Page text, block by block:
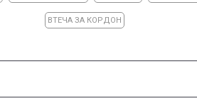
ВТЕЧА ЗА КОРДОН